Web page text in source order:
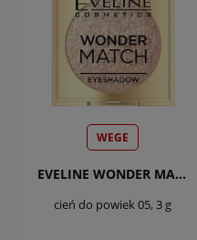
WEGE
EVELINE WONDER MATCH
cień do powiek 05, 3 g